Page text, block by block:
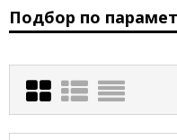
Подбор по